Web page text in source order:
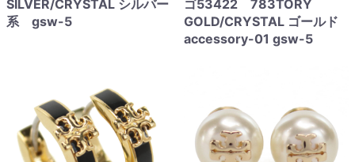
SILVER/CRYSTAL シルバー
系 gsw-5
ゴ53422 783TORY
GOLD/CRYSTAL ゴールド
accessory-01 gsw-5